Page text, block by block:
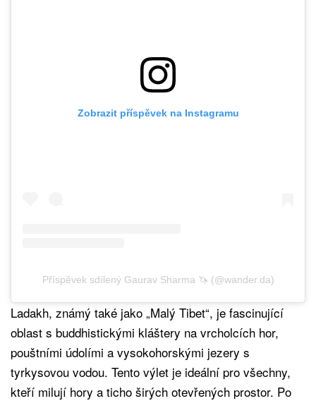
Zobrazit příspěvek na Instagramu
Příspěvek sdílený Gaurav Sharma 🦄 (@wander.da)
Ladakh, známý také jako „Malý Tibet“, je fascinující
oblast s buddhistickými kláštery na vrcholcích hor,
pouštními údolími a vysokohorskými jezery s
tyrkysovou vodou. Tento výlet je ideální pro všechny,
kteří milují hory a ticho širých otevřených prostor. Po